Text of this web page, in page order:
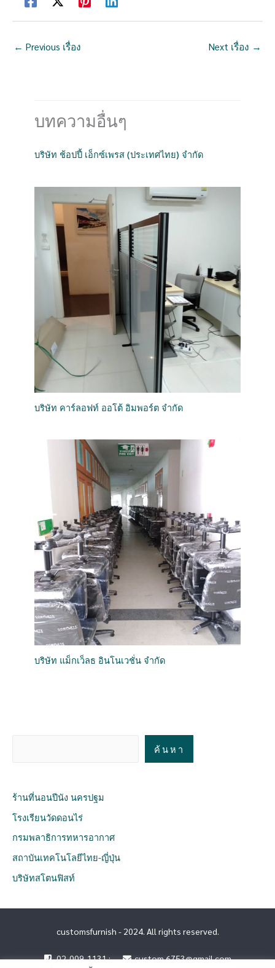
← Previous เรื่อง Next เรื่อง →
บทความอื่นๆ
บริษัท ช้อปปี้ เอ็กซ์เพรส (ประเทศไทย) จำกัด
บริษัท คาร์ลอฟท์ ออโต้ อิมพอร์ต จำกัด
บริษัท แม็กเว็ลธ อินโนเวชั่น จำกัด
ค้นหา
ร้านที่นอนปีนัง นครปฐม
โรงเรียนวัดดอนไร่
กรมพลาธิการทหารอากาศ
สถาบันเทคโนโลยีไทย-ญี่ปุ่น
บริษัทสโตนฟิสท์
customsfurnish - 2024. All rights reserved.
02-009-1131 : custom.6753@gmail.com